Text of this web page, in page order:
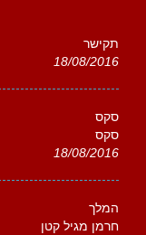
תקישר
18/08/2016
סקס
סקס
18/08/2016
המלך
חרמן מגיל קטן